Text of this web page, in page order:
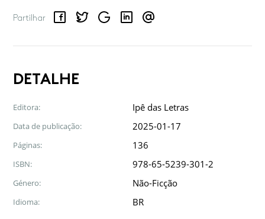
Partilhar
FacebookTwitterGoogle LinkedInEmail
DETALHE
Editora: Ipê das Letras
Data de publicação: 2025-01-17
Páginas: 136
ISBN: 978-65-5239-301-2
Género: Não-Ficção
Idioma: BR